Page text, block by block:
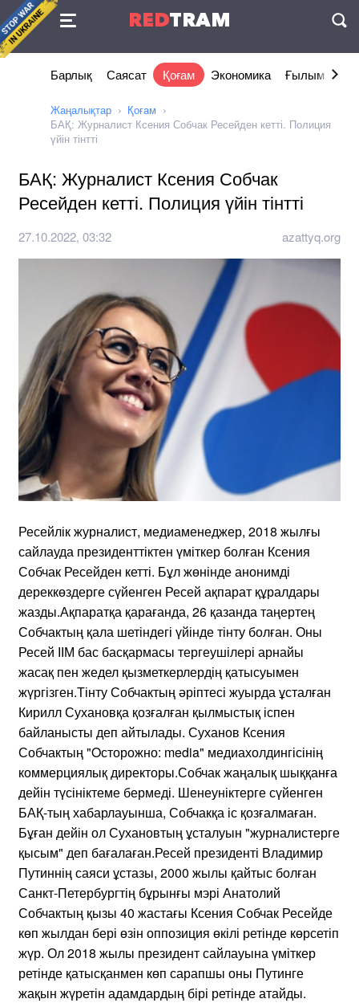
REDTRAM
Келісімі
Барлық Саясат Қоғам Экономика Ғылым және
Жаңалықтар
Қоғам
БАҚ: Журналист Ксения Собчак Ресейден кетті. Полиция
үйін тінтті
БАҚ: Журналист Ксения Собчак
Ресейден кетті. Полиция үйін тінтті
27.10.2022, 03:32 azattyq.org
Ресейлік журналист, медиаменеджер, 2018 жылғы
сайлауда президенттіктен үміткер болған Ксения
Собчак Ресейден кетті. Бұл жөнінде анонимді
дереккөздерге сүйенген Ресей ақпарат құралдары
жазды.Ақпаратқа қарағанда, 26 қазанда таңертең
Собчактың қала шетіндегі үйінде тінту болған. Оны
Ресей ІІМ бас басқармасы тергеушілері арнайы
жасақ пен жедел қызметкерлердің қатысуымен
жүргізген.Тінту Собчактың әріптесі жуырда ұсталған
Кирилл Сухановқа қозғалған қылмыстық іспен
байланысты деп айтылады. Суханов Ксения
Собчактың "Oсторожно: media" медиахолдингісінің
коммерциялық директоры.Собчак жаңалық шыққанға
дейін түсініктеме бермеді. Шенеуніктерге сүйенген
БАҚ-тың хабарлауынша, Собчакқа іс қозғалмаған.
Бұған дейін ол Сухановтың ұсталуын "журналистерге
қысым" деп бағалаған.Ресей президенті Владимир
Путиннің саяси ұстазы, 2000 жылы қайтыс болған
Санкт-Петербургтің бұрынғы мэрі Анатолий
Собчактың қызы 40 жастағы Ксения Собчак Ресейде
көп жылдан бері өзін оппозиция өкілі ретінде көрсетіп
жүр. Ол 2018 жылы президент сайлауына үміткер
ретінде қатысқанмен көп сарапшы оны Путинге
жақын жүретін адамдардың бірі ретінде атайды.